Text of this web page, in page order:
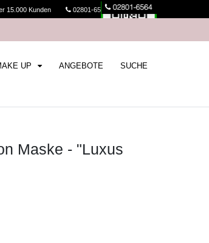
15.000 Kunden 02801-6564 Kasse
UP ANGEBOTE SUCHE
Maske - "Luxus